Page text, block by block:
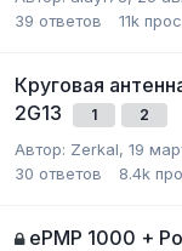
39 ответов 11k
Круговая
2G13
1 2
Автор: Zerkal, 19
30 ответов 8.4k
ePMP 1000 +